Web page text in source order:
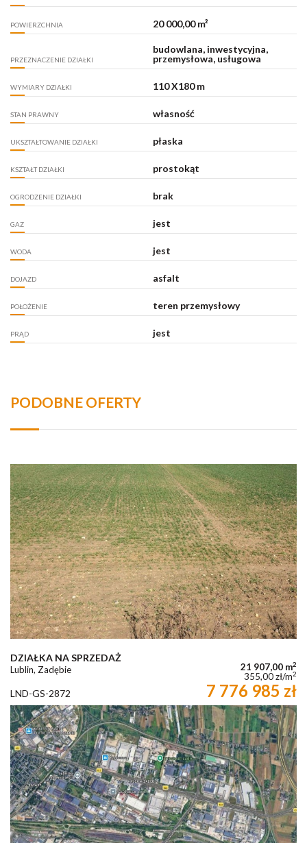
POWIERZCHNIA 20 000,00 m²
PRZEZNACZENIE DZIAŁKI
budowlana, inwestycyjna,
przemysłowa, usługowa
WYMIARY DZIAŁKI 110 X180 m
STAN PRAWNY własność
UKSZTAŁTOWANIE DZIAŁKI płaska
KSZTAŁT DZIAŁKI prostokąt
OGRODZENIE DZIAŁKI brak
GAZ jest
WODA jest
DOJAZD asfalt
POŁOŻENIE teren przemysłowy
PRĄD jest
PODOBNE OFERTY
DZIAŁKA NA SPRZEDAŻ
Lublin, Zadębie 21 907,00 m2
355,00 zł/m2
LND-GS-2872 7 776 985 zł